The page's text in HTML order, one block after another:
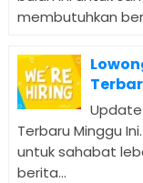
membutuhkan
Update
Terbaru Minggu
untuk sahabat
berita...